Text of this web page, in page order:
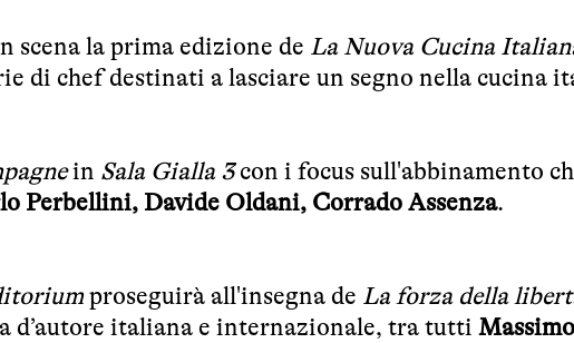
scena la prima edizione de La Nuova Cucina
di chef destinati a lasciare un segno nella cucina
in Sala Gialla 3con i focus sull'abbinamento
Perbellini, Davide Oldani, Corrado Assenza.
proseguirà all'insegna de La forza della
d’autore italiana e internazionale, tra tutti